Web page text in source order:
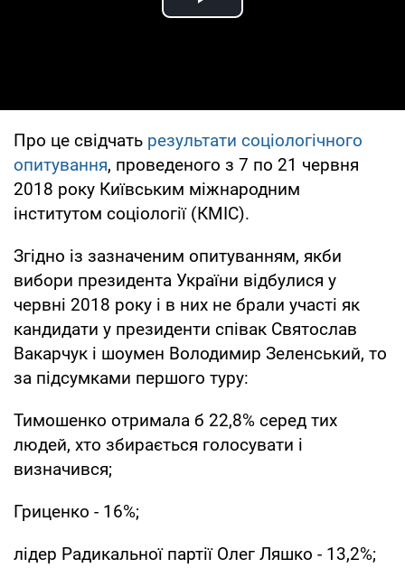
Play Video
Про це свідчать результати соціологічного
опитування, проведеного з 7 по 21 червня
2018 року Київським міжнародним
інститутом соціології (КМІС).
Згідно із зазначеним опитуванням, якби
вибори президента України відбулися у
червні 2018 року і в них не брали участі як
кандидати у президенти співак Святослав
Вакарчук і шоумен Володимир Зеленський, то
за підсумками першого туру:
Тимошенко отримала б 22,8% серед тих
людей, хто збирається голосувати і
визначився;
Гриценко - 16%;
лідер Радикальної партії Олег Ляшко - 13,2%;